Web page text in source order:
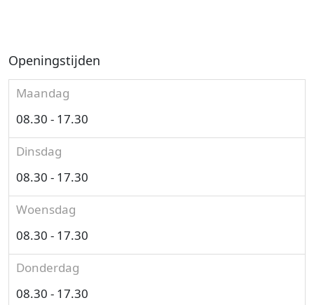
Openingstijden
Maandag
08.30 - 17.30
Dinsdag
08.30 - 17.30
Woensdag
08.30 - 17.30
Donderdag
08.30 - 17.30